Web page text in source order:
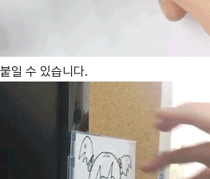
일 수 있습니다.